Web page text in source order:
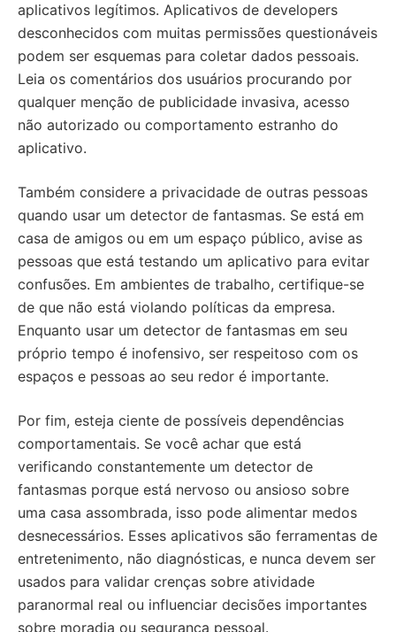
aplicativos legítimos. Aplicativos de developers
desconhecidos com muitas permissões questionáveis
podem ser esquemas para coletar dados pessoais.
Leia os comentários dos usuários procurando por
qualquer menção de publicidade invasiva, acesso
não autorizado ou comportamento estranho do
aplicativo.
Também considere a privacidade de outras pessoas
quando usar um detector de fantasmas. Se está em
casa de amigos ou em um espaço público, avise as
pessoas que está testando um aplicativo para evitar
confusões. Em ambientes de trabalho, certifique-se
de que não está violando políticas da empresa.
Enquanto usar um detector de fantasmas em seu
próprio tempo é inofensivo, ser respeitoso com os
espaços e pessoas ao seu redor é importante.
Por fim, esteja ciente de possíveis dependências
comportamentais. Se você achar que está
verificando constantemente um detector de
fantasmas porque está nervoso ou ansioso sobre
uma casa assombrada, isso pode alimentar medos
desnecessários. Esses aplicativos são ferramentas de
entretenimento, não diagnósticas, e nunca devem ser
usados para validar crenças sobre atividade
paranormal real ou influenciar decisões importantes
sobre moradia ou segurança pessoal.